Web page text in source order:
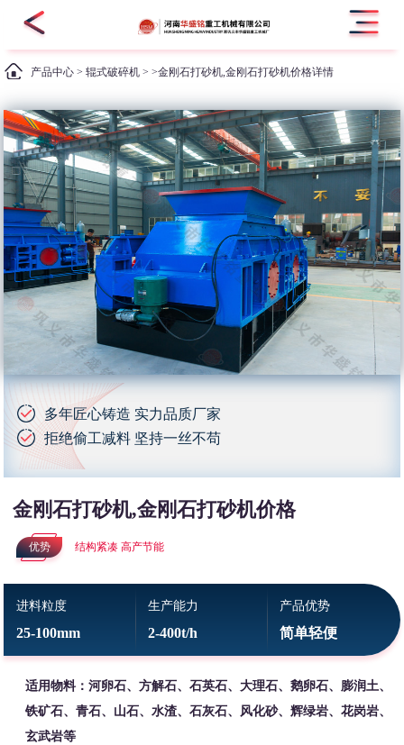
产品中心 >辊式破碎机 > >金刚石打砂机,金刚石打砂机价格详情
多年匠心铸造 实力品质厂家
拒绝偷工减料 坚持一丝不苟
金刚石打砂机,金刚石打砂机价格
优势 结构紧凑 高产节能
进料粒度
25-100mm
生产能力
2-400t/h
产品优势
简单轻便
适用物料：河卵石、方解石、石英石、大理石、鹅卵石、膨润土、
铁矿石、青石、山石、水渣、石灰石、风化砂、辉绿岩、花岗岩、
玄武岩等